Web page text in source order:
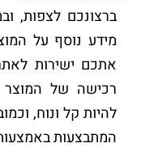
ברצונכם לצפות,
מידע נוסף על
אתכם ישירות
רכישה של המוצר
להיות קל ונוח,
המתבצעות